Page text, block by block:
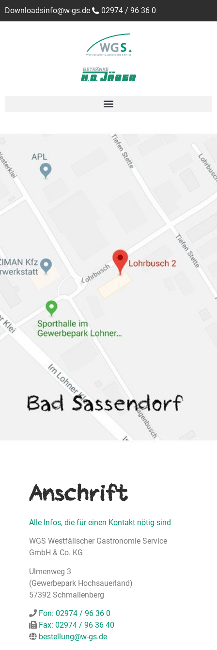
Downloadsinfo@w-gs.de 02974 / 96 36 0
Anschrift
Alle Infos, die für einen Kontakt nötig sind
WGS Westfälischer Gastronomie Service
GmbH & Co. KG
Ulmenweg 3
(Gewerbepark Hochsauerland)
57392 Schmallenberg
Fon: 02974 / 96 36 0
Fax: 02974 / 96 36 40
bestellung@w-gs.de